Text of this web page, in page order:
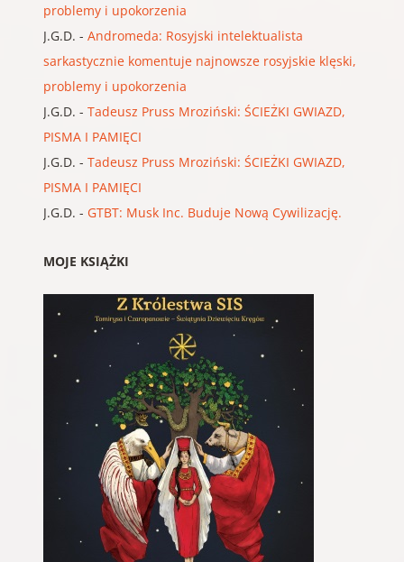
problemy i upokorzenia
J.G.D. - Andromeda: Rosyjski intelektualista
sarkastycznie komentuje najnowsze rosyjskie klęski,
problemy i upokorzenia
J.G.D. - Tadeusz Pruss Mroziński: ŚCIEŻKI GWIAZD,
PISMA I PAMIĘCI
J.G.D. - Tadeusz Pruss Mroziński: ŚCIEŻKI GWIAZD,
PISMA I PAMIĘCI
J.G.D. - GTBT: Musk Inc. Buduje Nową Cywilizację.
MOJE KSIĄŻKI